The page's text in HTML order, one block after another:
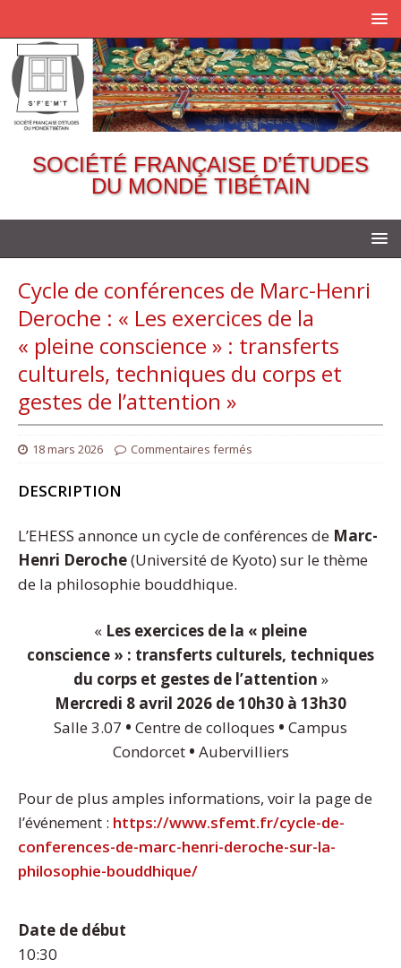
SOCIÉTÉ FRANÇAISE D’ÉTUDES
DU MONDE TIBÉTAIN
Cycle de conférences de Marc-Henri
Deroche : « Les exercices de la
« pleine conscience » : transferts
culturels, techniques du corps et
gestes de l’attention »
18 mars 2026 Commentaires fermés
DESCRIPTION
L’EHESS annonce un cycle de conférences de Marc-
Henri Deroche(Université de Kyoto) sur le thème
de la philosophie bouddhique.
« Les exercices de la « pleine
conscience » : transferts culturels, techniques
du corps et gestes de l’attention »
Mercredi 8 avril 2026 de 10h30 à 13h30
Salle 3.07 • Centre de colloques • Campus
Condorcet• Aubervilliers
Pour de plus amples informations, voir la page de
l’événement : https://www.sfemt.fr/cycle-de-
conferences-de-marc-henri-deroche-sur-la-
philosophie-bouddhique/
Date de début
10:30